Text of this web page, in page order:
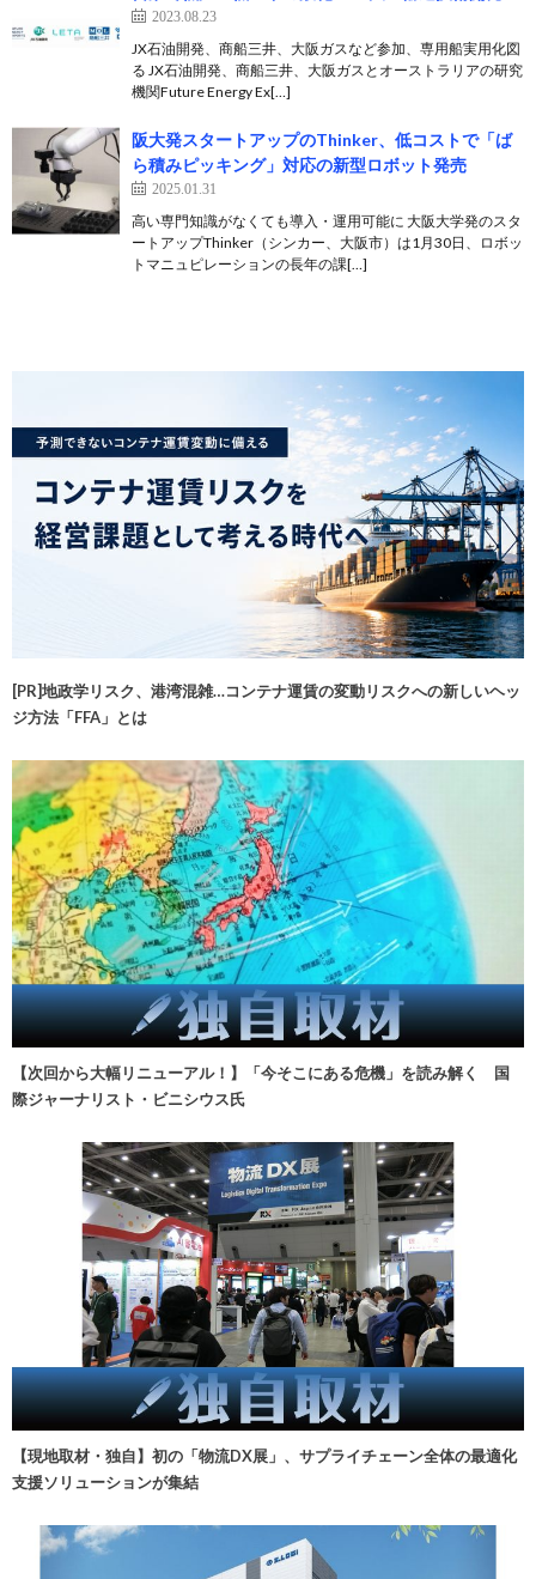
2023.08.23
JX石油開発、商船三井、大阪ガスなど参加、専用船実用化図
る JX石油開発、商船三井、大阪ガスとオーストラリアの研究
機関Future Energy Ex[…]
阪大発スタートアップのThinker、低コストで「ば
ら積みピッキング」対応の新型ロボット発売
2025.01.31
高い専門知識がなくても導入・運用可能に 大阪大学発のスタ
ートアップThinker（シンカー、大阪市）は1月30日、ロボッ
トマニュピレーションの長年の課[…]
[PR]地政学リスク、港湾混雑…コンテナ運賃の変動リスクへの新しいヘッ
ジ方法「FFA」とは
【次回から大幅リニューアル！】「今そこにある危機」を読み解く 国
際ジャーナリスト・ビニシウス氏
【現地取材・独自】初の「物流DX展」、サプライチェーン全体の最適化
支援ソリューションが集結